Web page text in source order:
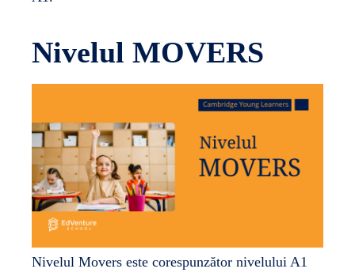
Nivelul MOVERS
Nivelul Movers este corespunzător nivelului A1